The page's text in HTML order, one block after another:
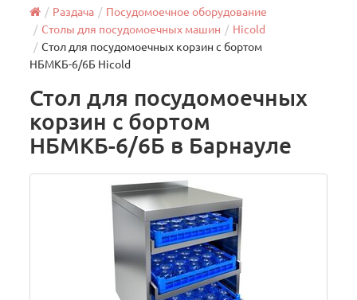
Раздача
Посудомоечное оборудование
Столы для посудомоечных машин
Hicold
Стол для посудомоечных корзин с бортом
НБМКБ-6/6Б Hicold
Стол для посудомоечных
корзин с бортом
НБМКБ-6/6Б в Барнауле